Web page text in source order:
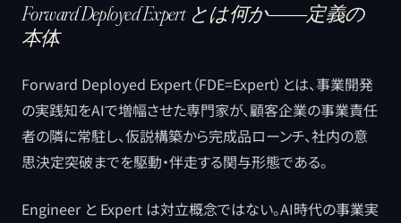
Forward Deployed Expert とは何か――定義の
本体
Forward Deployed Expert（FDE=Expert）とは、事業開発
の実践知をAIで増幅させた専門家が、顧客企業の事業責任
者の隣に常駐し、仮説構築から完成品ローンチ、社内の意
思決定突破までを駆動・伴走する関与形態である。
Engineer と Expert は対立概念ではない。AI時代の事業実